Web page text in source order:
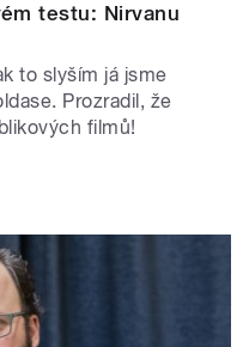
testu: Nirvanu
to slyším já jsme
Prozradil, že
filmů!